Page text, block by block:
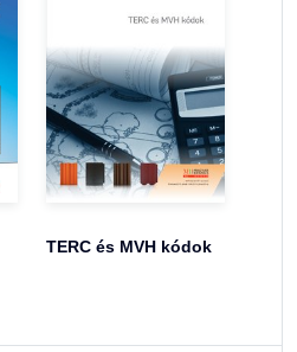
TERC és MVH kódok